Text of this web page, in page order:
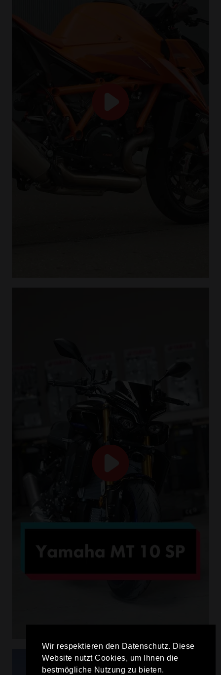
Wir respektieren den Datenschutz. Diese
Website nutzt Cookies, um Ihnen die
bestmögliche Nutzung zu bieten.